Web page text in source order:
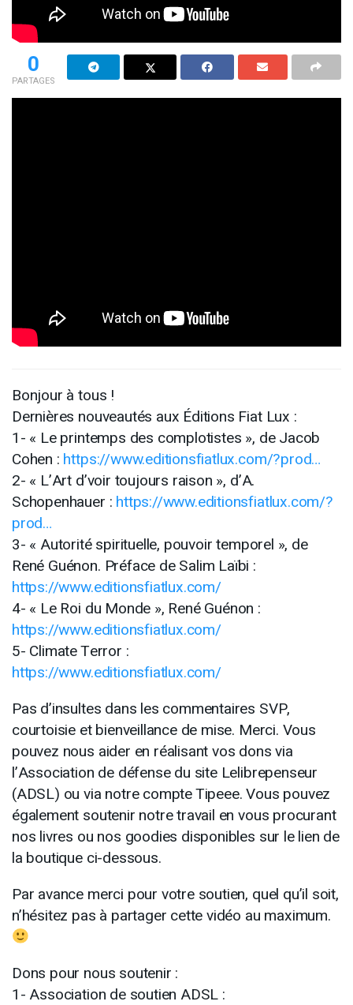
0
PARTAGES
Bonjour à tous !
Dernières nouveautés aux Éditions Fiat Lux :
1- « Le printemps des complotistes », de Jacob
Cohen : https://www.editionsfiatlux.com/?prod…
2- « L’Art d’voir toujours raison », d’A.
Schopenhauer : https://www.editionsfiatlux.com/?
prod…
3- « Autorité spirituelle, pouvoir temporel », de
René Guénon. Préface de Salim Laïbi :
https://www.editionsfiatlux.com/
4- « Le Roi du Monde », René Guénon :
https://www.editionsfiatlux.com/
5- Climate Terror :
https://www.editionsfiatlux.com/
Pas d’insultes dans les commentaires SVP,
courtoisie et bienveillance de mise. Merci. Vous
pouvez nous aider en réalisant vos dons via
l’Association de défense du site Lelibrepenseur
(ADSL) ou via notre compte Tipeee. Vous pouvez
également soutenir notre travail en vous procurant
nos livres ou nos goodies disponibles sur le lien de
la boutique ci-dessous.
Par avance merci pour votre soutien, quel qu’il soit,
n’hésitez pas à partager cette vidéo au maximum.
Dons pour nous soutenir :
1- Association de soutien ADSL :